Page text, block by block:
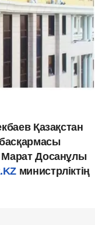
Қазақстан
Марат Досанұлы
министрліктің